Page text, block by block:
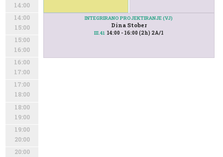
14:00
14:00
15:00
15:00
16:00
16:00
17:00
17:00
18:00
18:00
19:00
19:00
20:00
20:00
INTEGRIRANO PROJEKTIRANJE (VJ)
Dina Stober
III.41 14:00 - 16:00 (2h) 2A/1